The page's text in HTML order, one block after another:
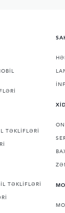
TƏKLİFLƏRİ
TƏKLİFLƏRİ